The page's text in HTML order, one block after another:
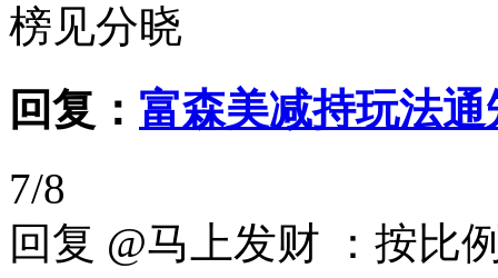
榜见分晓
回复： 富森美减持玩法通
7/8
回复 @马上发财 ：按比